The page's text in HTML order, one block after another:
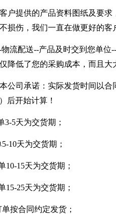
户提供的产品资料图纸及要
损伤，我们一直在做更好的客
流配送--产品及时交到您单
降低了您的采购成本，而且
公司承诺：实际发货时间以合
后开始计算！
5天为交货期；
10天为交货期；
10-15天为交货期；
15-25天为交货期；
按合同约定发货；